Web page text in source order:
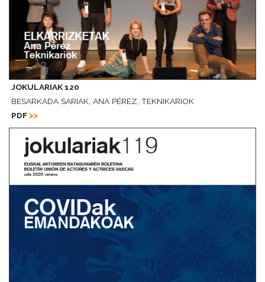
JOKULARIAK 120
BESARKADA SARIAK, ANA PÉREZ, TEKNIKARIOK
PDF